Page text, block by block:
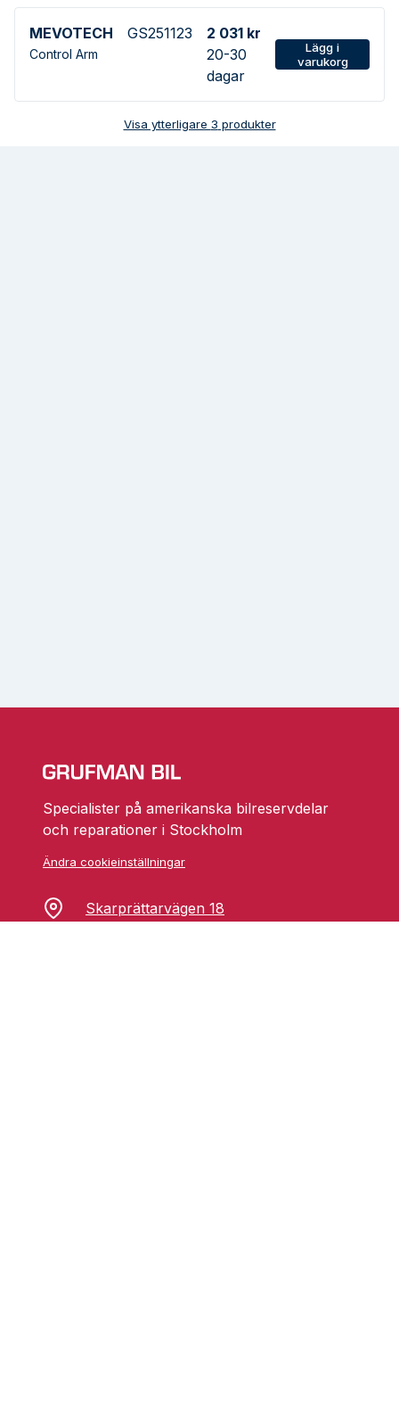
MEVOTECH GS251123
Control Arm
2 031 kr
20-30
dagar
Lägg i
varukorg
Visa ytterligare 3 produkter
Specialister på amerikanska bilreservdelar
och reparationer i Stockholm
Ändra cookieinställningar
Skarprättarvägen 18